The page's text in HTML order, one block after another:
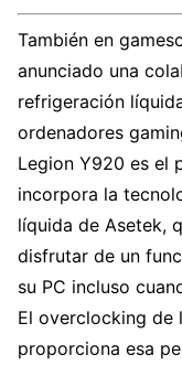
También en
anunciado una
refrigeración
ordenadores
Legion Y920 es el
incorpora la
líquida de Asetek,
disfrutar de un
su PC incluso
El overclocking de
proporciona esa